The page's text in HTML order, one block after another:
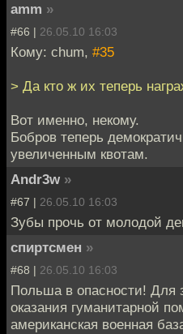
amm »
#66 | 26.05.10 16:03
Кому: chum, #35
> Да кто ж их теперь
Вот именно, некому.
Бобров теперь
увеличенным квотам.
Andr3w »
#67 | 26.05.10 16:03
Зубы прочь от молодой
спиртсмен »
#68 | 26.05.10 16:03
Польша в опасности! Для
оказания гуманитарной
американская военная